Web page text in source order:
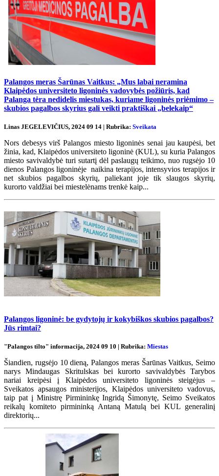
Palangos meras Šarūnas Vaitkus: „Mus labai neramina
Klaipėdos universiteto ligoninės vadovybės požiūris, kad
Palanga tėra nedidelis miestukas, kuriame ligoninės priėmimo –
skubios pagalbos skyrius gali veikti praktiškai „belekaip“
Linas JEGELEVIČIUS, 2024 09 14 | Rubrika: Sveikata
Nors debesys virš Palangos miesto ligoninės senai jau kaupėsi, bet
žinia, kad, Klaipėdos universiteto ligoninė (KUL), su kuria Palangos
miesto savivaldybė turi sutartį dėl paslaugų teikimo, nuo rugsėjo 10
dienos Palangos ligoninėje naikina terapijos, intensyvios terapijos ir
net skubios pagalbos skyrių, paliekant joje tik slaugos skyrių,
kurorto valdžiai bei miestelėnams trenkė kaip...
Palangos ligoninė: be gydytojų ir kokybiškos skubios pagalbos?
Jūs rimtai?
"Palangos tilto" informacija, 2024 09 10 | Rubrika: Miestas
Šiandien, rugsėjo 10 dieną, Palangos meras Šarūnas Vaitkus, Seimo
narys Mindaugas Skritulskas bei kurorto savivaldybės Tarybos
nariai kreipėsi į Klaipėdos universiteto ligoninės steigėjus –
Sveikatos apsaugos ministerijos, Klaipėdos universiteto vadovus,
taip pat į Ministrę Pirmininkę Ingridą Šimonytę, Seimo Sveikatos
reikalų komiteto pirmininką Antaną Matulą bei KUL generalinį
direktorių...